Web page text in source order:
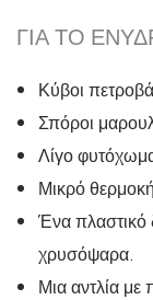
ΓΙΑ ΤΟ
Κύβοι
Σπόροι
Λίγο
Μικρό
Ένα πλαστικό
χρυσόψαρα.
Μια αντλία